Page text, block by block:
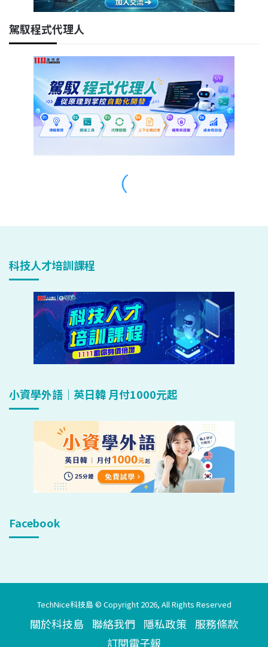
科技人才培訓課程
小資學外語｜英日韓 月付1000元起
Facebook
TechNice科技島 © Copyright 2026, All Rights Reserved
關於科技島 聯絡我們 隱私政策 服務條款
訂閱電子報